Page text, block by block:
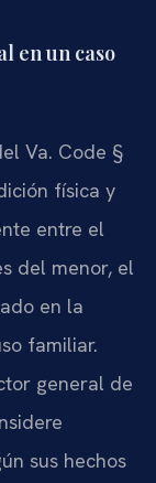
en un caso
Va. Code §
física y
entre el
del menor, el
en la
familiar.
general de
sus hechos